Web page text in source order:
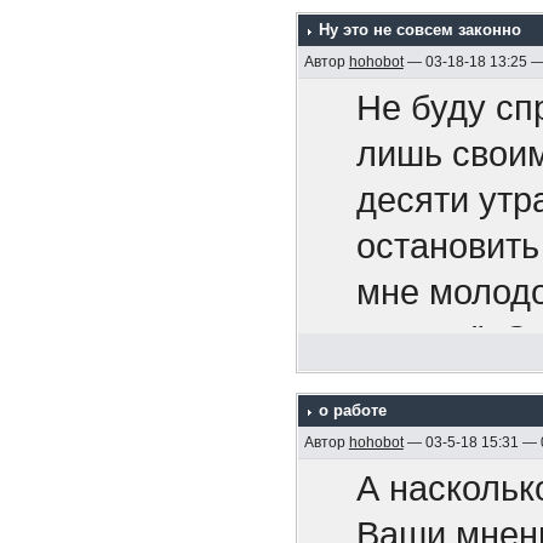
Мартин
https://
577554/
Мужчины
Die
Мужчины
год
что
вы можете
я могу
у нас
наша
да
но только
победили
Вам не
книг и
Вас не
Ну это не совсем законно
Автор hohobot— 03-18-18 13:25 —
Не буду
лишь
десяти
мне
курсом".
тем же
хватило.
о работе
Автор hohobot— 03-5-18 15:31 —
А
Ваши